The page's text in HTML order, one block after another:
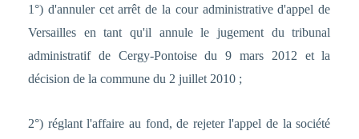
1°) d'annuler cet arrêt de la cour administrative d'appel de
Versailles en tant qu'il annule le jugement du tribunal
administratif de Cergy-Pontoise du 9 mars 2012 et la
décision de la commune du 2 juillet 2010 ;
2°) réglant l'affaire au fond, de rejeter l'appel de la société